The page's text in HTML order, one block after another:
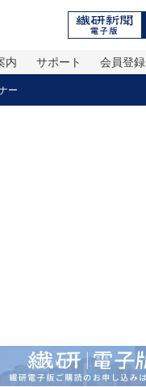
会員登録
サポート
内
ー